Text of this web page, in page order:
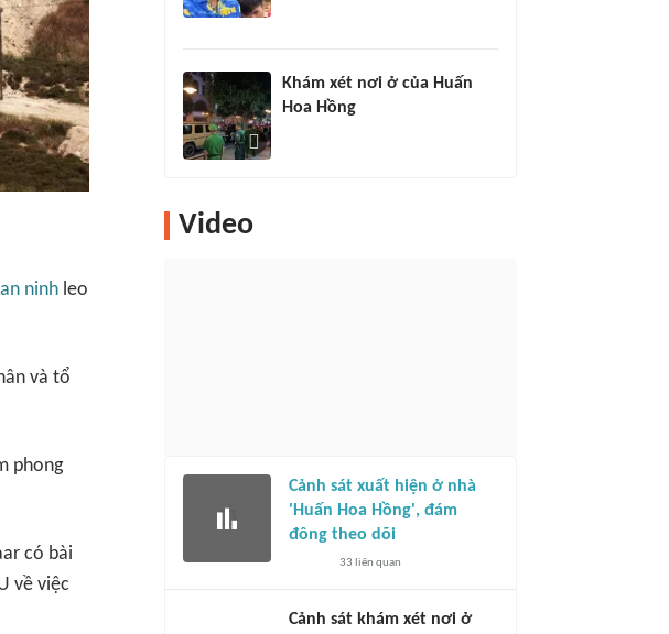
an ninh leo
và tổ
phong
có bài
về việc
Khám xét nơi ở của Huấn
Hoa Hồng
Video
Cảnh sát xuất hiện ở nhà
'Huấn Hoa Hồng', đám
đông theo dõi
33 liên quan
Cảnh sát khám xét nơi ở